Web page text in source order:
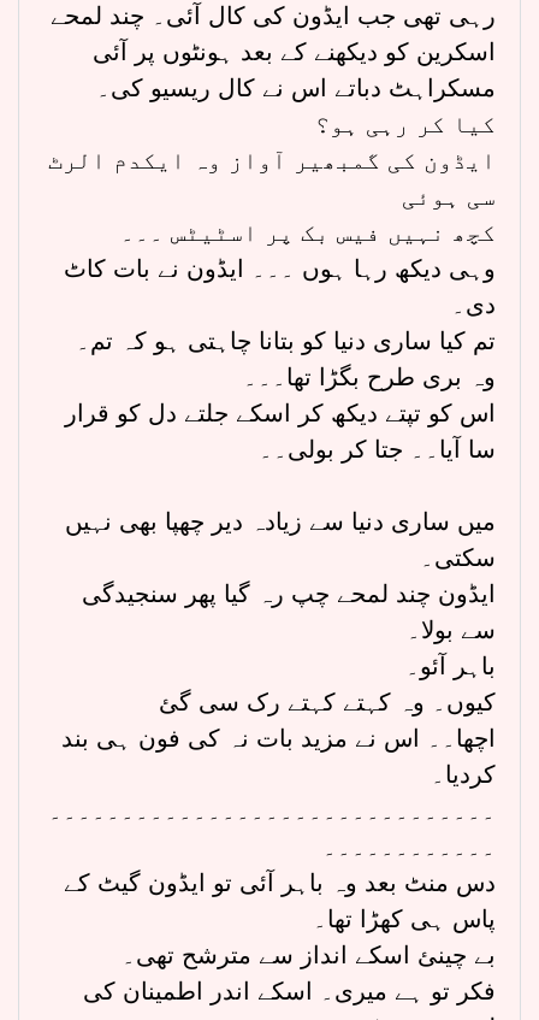
رہی تھی جب ایڈون کی کال آئی۔ چند لمحے
اسکرین کو دیکھنے کے بعد ہونٹوں پر آئی
مسکراہٹ دباتے اس نے کال ریسیو کی۔
کیا کر رہی ہو؟
ایڈون کی گمبھیر آواز وہ ایکدم الرٹ
سی ہوئی
کچھ نہیں فیس بک پر اسٹیٹس ۔۔۔
وہی دیکھ رہا ہوں ۔۔۔ ایڈون نے بات کاٹ
دی۔
تم کیا ساری دنیا کو بتانا چاہتی ہو کہ تم۔
وہ بری طرح بگڑا تھا۔۔۔
اس کو تپتے دیکھ کر اسکے جلتے دل کو قرار
سا آیا۔۔ جتا کر بولی۔۔
میں ساری دنیا سے زیادہ دیر چھپا بھی نہیں
سکتی۔
ایڈون چند لمحے چپ رہ گیا پھر سنجیدگی
سے بولا۔
باہر آئو۔
کیوں۔ وہ کہتے کہتے رک سی گئ
اچھا۔۔ اس نے مزید بات نہ کی فون ہی بند
کردیا۔
۔۔۔۔۔۔۔۔۔۔۔۔۔۔۔۔۔۔۔۔۔۔۔۔۔۔۔۔۔۔۔
۔۔۔۔۔۔۔۔۔۔۔۔
دس منٹ بعد وہ باہر آئی تو ایڈون گیٹ کے
پاس ہی کھڑا تھا۔
بے چینئ اسکے انداز سے مترشح تھی۔
فکر تو ہے میری۔ اسکے اندر اطمینان کی